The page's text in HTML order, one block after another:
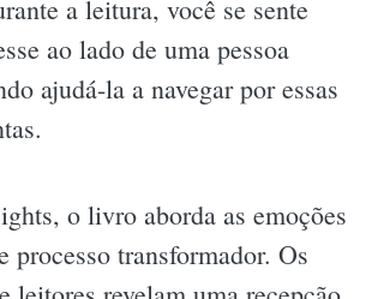
a leitura, você se sente
ao lado de uma pessoa
ajudá-la a navegar por essas
o livro aborda as emoções
processo transformador. Os